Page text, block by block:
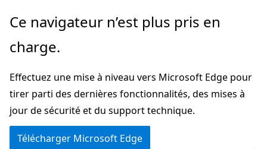
Passer
directement
au
principal
Ce navigateur n’est plus pris en
charge.
Effectuez une mise à niveau vers Microsoft Edge pour
tirer parti des dernières fonctionnalités, des mises à
jour de sécurité et du support technique.
Télécharger Microsoft Edge